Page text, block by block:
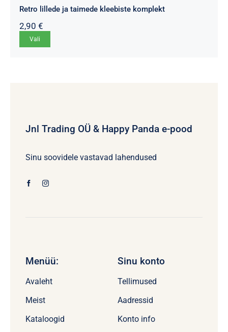
Retro lillede ja taimede kleebiste komplekt
2,90 €
Vali
teha
Jnl Trading OÜ & Happy Panda e-pood
Sinu soovidele vastavad lahendused
Menüü:
Avaleht
Meist
Kataloogid
Sinu konto
Tellimused
Aadressid
Konto info